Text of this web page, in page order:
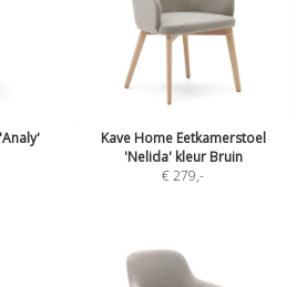
Kave Home Eetkamerstoel
'Nelida' kleur Bruin
€ 279,-